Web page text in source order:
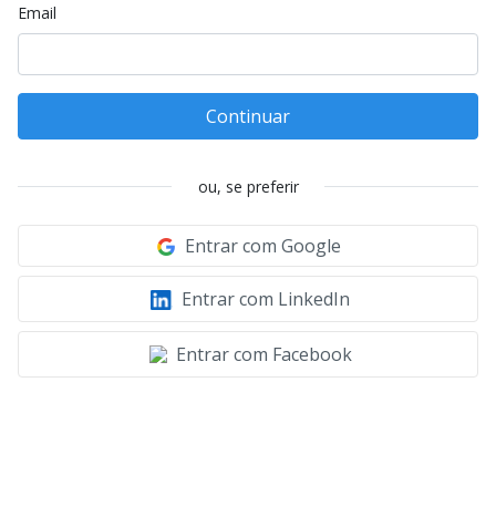
Email
Continuar
ou, se preferir
Entrar com Google
Entrar com LinkedIn
Entrar com Facebook